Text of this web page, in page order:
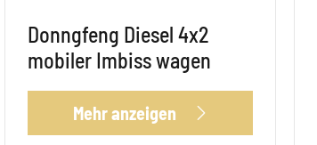
Donngfeng Diesel 4x2
mobiler Imbiss wagen
Mehr anzeigen 